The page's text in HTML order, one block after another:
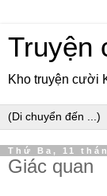
Truyện
Kho truyện cười
Thứ Ba, 11
Giác quan